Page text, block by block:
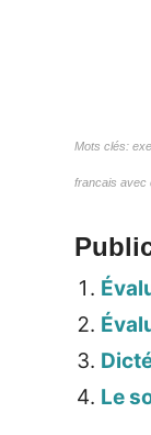
Mots clés:
francais avec
Le